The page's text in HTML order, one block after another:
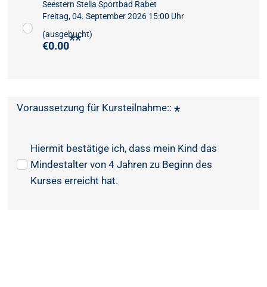
Seestern Stella Sportbad Rabet
Freitag, 04. September 2026 15:00 Uhr
(ausgebucht)
€0.00**
Voraussetzung für Kursteilnahme::*
Hiermit bestätige ich, dass mein Kind das
Mindestalter von 4 Jahren zu Beginn des
Kurses erreicht hat.